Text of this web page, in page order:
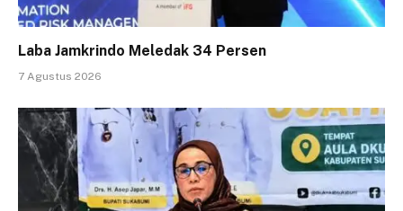
Laba Jamkrindo Meledak 34 Persen
7 Agustus 2026